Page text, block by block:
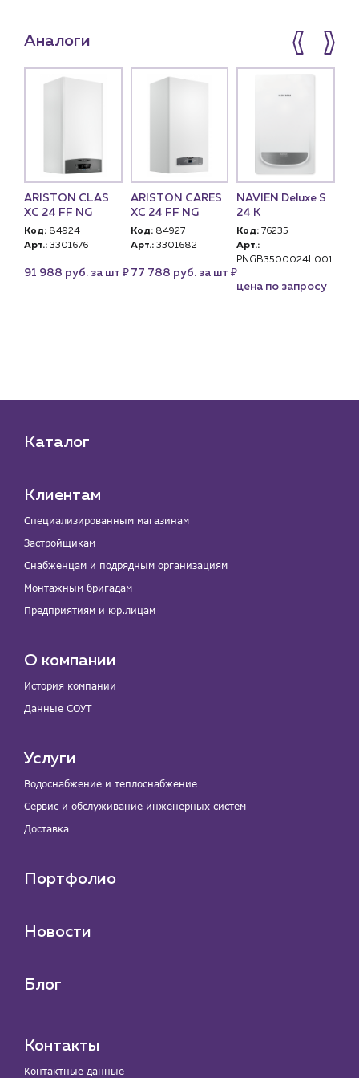
Аналоги
ARISTON CLAS
XC 24 FF NG
Код: 84924
Арт.: 3301676
91 988 руб. за шт ₽
ARISTON CARES
XC 24 FF NG
Код: 84927
Арт.: 3301682
77 788 руб. за шт ₽
NAVIEN Deluxe S
24 K
Код: 76235
Арт.:
PNGB3500024L001
цена по запросу
Каталог
Клиентам
Специализированным магазинам
Застройщикам
Снабженцам и подрядным организациям
Монтажным бригадам
Предприятиям и юр.лицам
О компании
История компании
Данные СОУТ
Услуги
Водоснабжение и теплоснабжение
Сервис и обслуживание инженерных систем
Доставка
Портфолио
Новости
Блог
Контакты
Контактные данные